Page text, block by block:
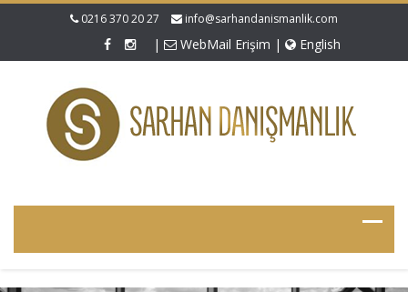
0216 370 20 27 info@sarhandanismanlik.com
| WebMail Erişim | English